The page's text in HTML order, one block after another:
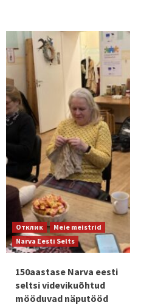
Отклик
Meie meistrid
Narva Eesti Selts
150aastase Narva eesti
seltsi videvikuõhtud
mööduvad näputööd